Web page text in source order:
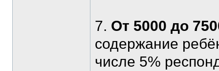
7. От 5000 до
содержание
числе 5%